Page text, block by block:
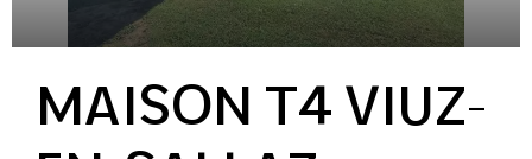
MAISON T4 VIUZ-